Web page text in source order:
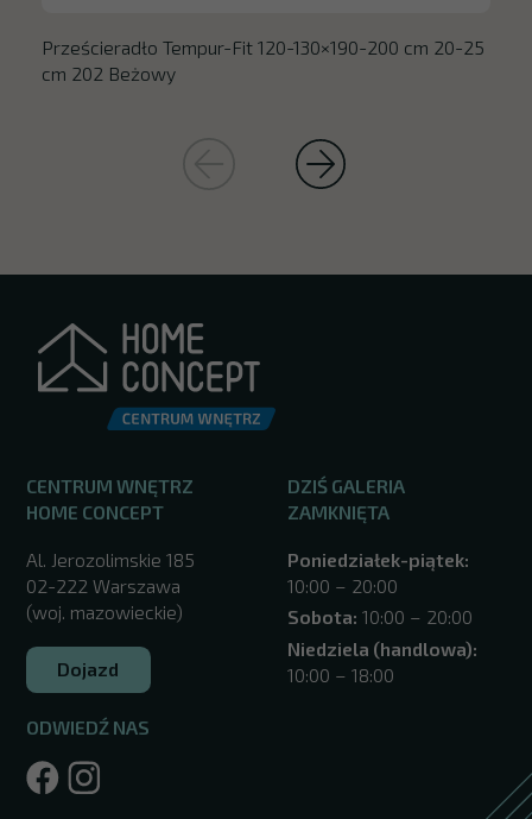
Prześcieradło Tempur-Fit 120-130×190-200 cm 20-25
cm 202 Beżowy
CENTRUM WNĘTRZ
HOME CONCEPT
Al. Jerozolimskie 185
02-222 Warszawa
(woj. mazowieckie)
Dojazd
ODWIEDŹ NAS
DZIŚ GALERIA
ZAMKNIĘTA
Poniedziałek-piątek:
10:00 – 20:00
Sobota: 10:00 – 20:00
Niedziela (handlowa):
10:00 – 18:00